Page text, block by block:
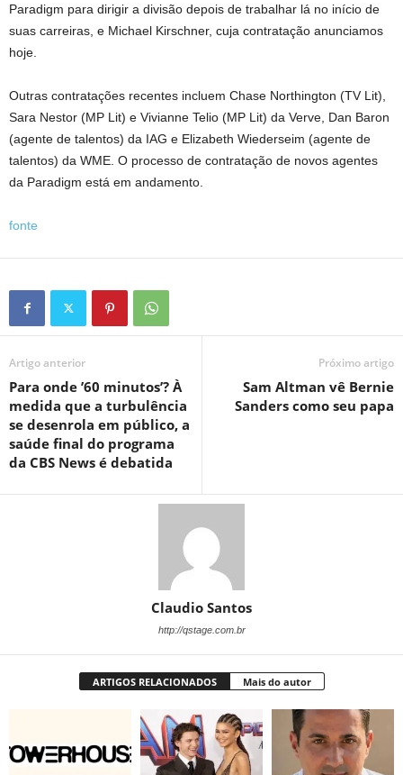
Paradigm para dirigir a divisão depois de trabalhar lá no início de
suas carreiras, e Michael Kirschner, cuja contratação anunciamos
hoje.
Outras contratações recentes incluem Chase Northington (TV Lit),
Sara Nestor (MP Lit) e Vivianne Telio (MP Lit) da Verve, Dan Baron
(agente de talentos) da IAG e Elizabeth Wiederseim (agente de
talentos) da WME. O processo de contratação de novos agentes
da Paradigm está em andamento.
fonte
Artigo anterior
Para onde ’60 minutos’? À
medida que a turbulência
se desenrola em público, a
saúde final do programa
da CBS News é debatida
Próximo artigo
Sam Altman vê Bernie
Sanders como seu papa
Claudio Santos
http://qstage.com.br
ARTIGOS RELACIONADOS Mais do autor